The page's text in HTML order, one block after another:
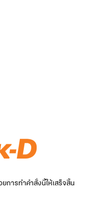
ารทำคำสั่งนี้ให้เสร็จสิ้น